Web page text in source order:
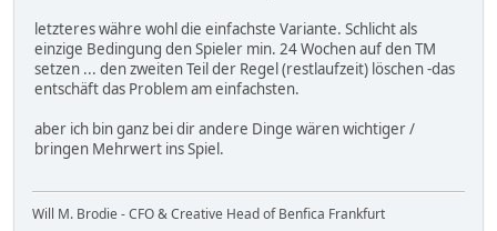
letzteres währe wohl die einfachste Variante. Schlicht als
einzige Bedingung den Spieler min. 24 Wochen auf den TM
setzen ... den zweiten Teil der Regel (restlaufzeit) löschen -das
entschäft das Problem am einfachsten.
aber ich bin ganz bei dir andere Dinge wären wichtiger /
bringen Mehrwert ins Spiel.
Will M. Brodie - CFO & Creative Head of Benfica Frankfurt